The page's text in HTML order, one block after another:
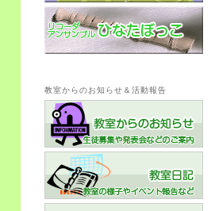
教室からのお知らせ＆活動報告